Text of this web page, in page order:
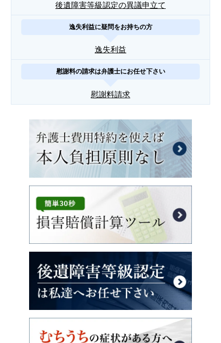
後遺障害等級認定の異議申立て
逸失利益に疑問をお持ちの方
逸失利益
慰謝料の請求は弁護士にお任せ下さい
慰謝料請求